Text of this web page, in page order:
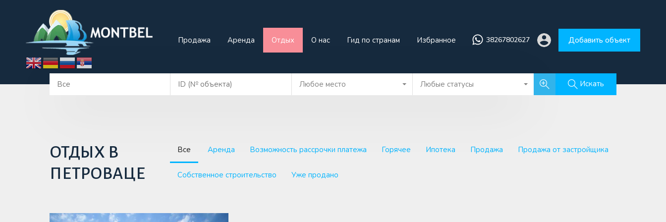
Продажа Аренда Отдых О нас Гид по странам Избранное 38267802627 Добавить объект
Любое место Любые статусы Искать
ОТДЫХ В
ПЕТРОВАЦЕ
Все Аренда Возможность рассрочки платежа Горячее Ипотека Продажа Продажа от застройщика
Собственное строительство Уже продано